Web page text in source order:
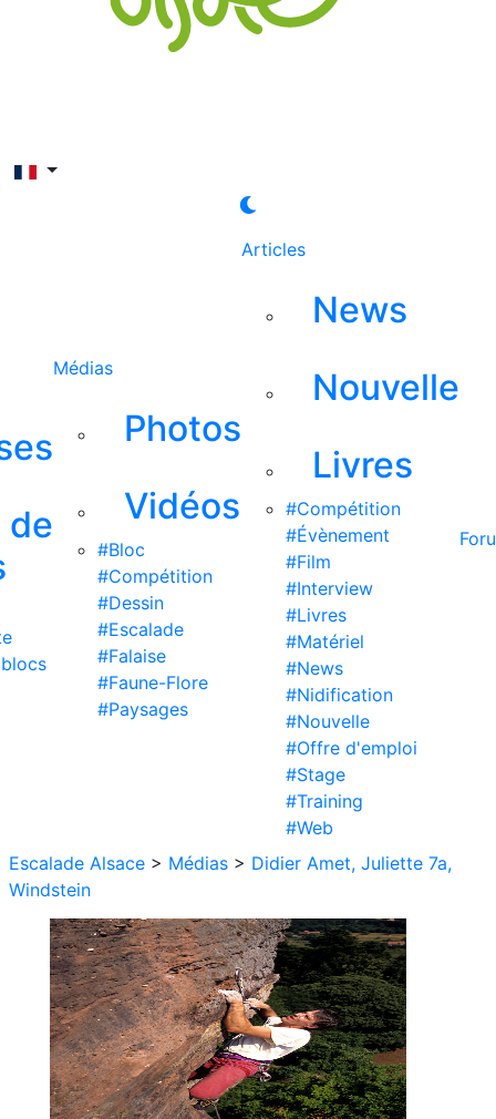
de
Médias
Photos
Vidéos
#Bloc
#Compétition
#Dessin
#Escalade
#Falaise
#Faune-Flore
#Paysages
Articles
News
Nouvelle
Livres
#Compétition
#Évènement
#Film
#Interview
#Livres
#Matériel
#News
#Nidification
#Nouvelle
#Offre d'emploi
#Stage
#Training
#Web
Escalade Alsace > Médias > Didier Amet, Juliette 7a,
Windstein